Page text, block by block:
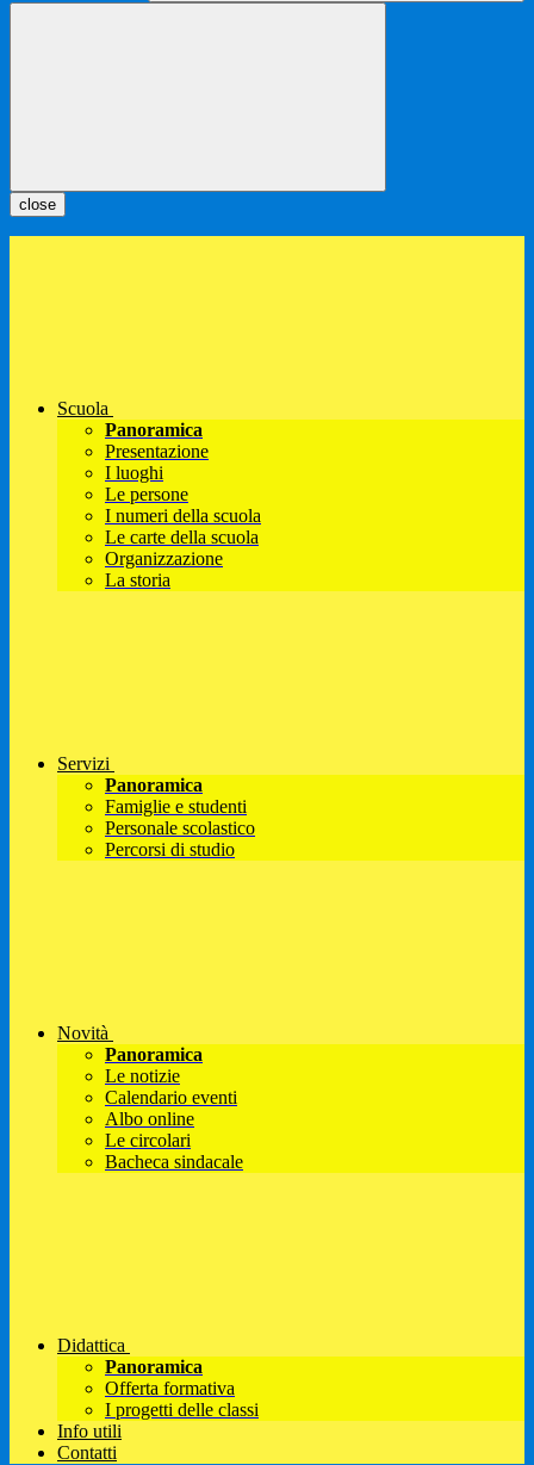
close
Scuola
Panoramica
Presentazione
I luoghi
Le persone
I numeri della scuola
Le carte della scuola
Organizzazione
La storia
Servizi
Panoramica
Famiglie e studenti
Personale scolastico
Percorsi di studio
Novità
Panoramica
Le notizie
Calendario eventi
Albo online
Le circolari
Bacheca sindacale
Didattica
Panoramica
Offerta formativa
I progetti delle classi
Info utili
Contatti